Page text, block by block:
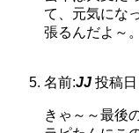
て、元気にな
張るんだよ～。
名前:JJ 投稿
きゃ～～最後